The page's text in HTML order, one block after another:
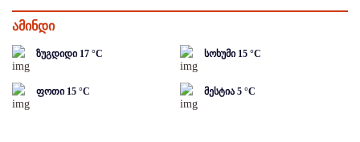
ამინდი
ზუგდიდი 17 °C სოხუმი 15 °C
ფოთი 15 °C მესტია 5 °C